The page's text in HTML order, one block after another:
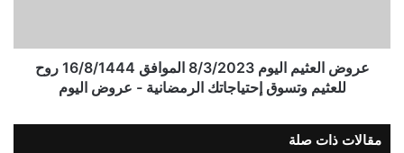
عروض العثيم اليوم 8/3/2023 الموافق 16/8/1444 روح
للعثيم وتسوق إحتياجاتك الرمضانية - عروض اليوم
مقالات ذات صلة